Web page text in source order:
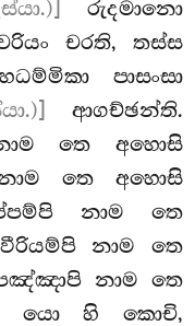
රුදමානො
චරති, තස්ස
පාසංසා
ආගච්ඡන්ති.
තෙ අහොසි
තෙ අහොසි
නාම තෙ
නාම තෙ
නාම තෙ
යො හි කොචි,